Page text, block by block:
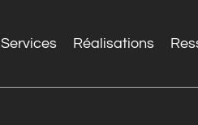
Services Réalisations